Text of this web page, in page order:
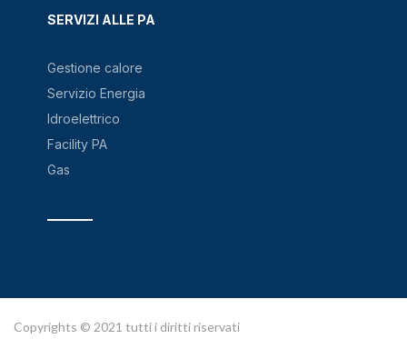
SERVIZI ALLE PA
Gestione calore
Servizio Energia
Idroelettrico
Facility PA
Gas
Copyrights © 2021 tutti i diritti riservati